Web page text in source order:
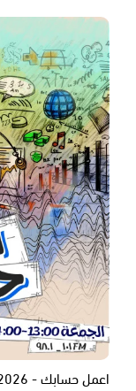
اعمل حسابك - 19.06.2026